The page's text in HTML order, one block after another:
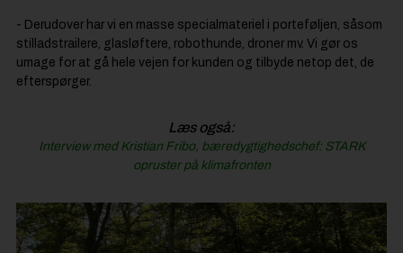
- Derudover har vi en masse specialmateriel i porteføljen, såsom
stilladstrailere, glasløftere, robothunde, droner mv. Vi gør os
umage for at gå hele vejen for kunden og tilbyde netop det, de
efterspørger.
Læs også:
Interview med Kristian Fribo, bæredygtighedschef: STARK
opruster på klimafronten